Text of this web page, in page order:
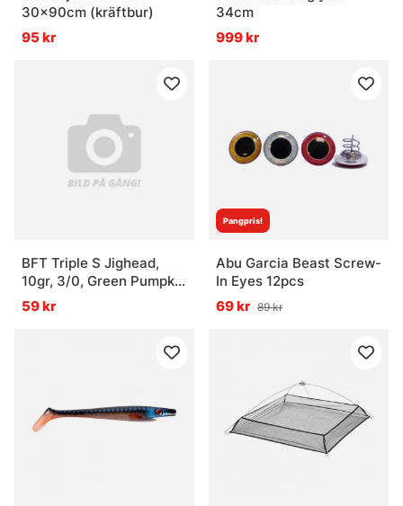
30x90cm (kräftbur)
95 kr
34cm
999 kr
BFT Triple S Jighead,
10gr, 3/0, Green Pumpkin
- 3pcs
59 kr
Pangpris!
Abu Garcia Beast Screw-
In Eyes 12pcs
69 kr 89 kr